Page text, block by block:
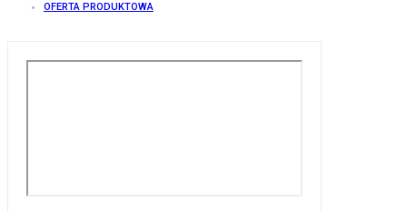
OFERTA PRODUKTOWA